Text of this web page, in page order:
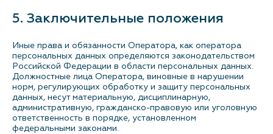
5. Заключительные положения
Иные права и обязанности Оператора, как оператора
персональных данных определяются законодательством
Российской Федерации в области персональных данных.
Должностные лица Оператора, виновные в нарушении
норм, регулирующих обработку и защиту персональных
данных, несут материальную, дисциплинарную,
административную, гражданско-правовую или уголовную
ответственность в порядке, установленном
федеральными законами.